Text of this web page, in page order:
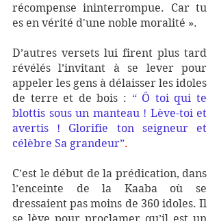
récompense ininterrompue. Car tu
es en vérité d'une noble moralité ».
D’autres versets lui firent plus tard
révélés l’invitant à se lever pour
appeler les gens à délaisser les idoles
de terre et de bois : “ Ô toi qui te
blottis sous un manteau ! Lève-toi et
avertis ! Glorifie ton seigneur et
célèbre Sa grandeur”.
C’est le début de la prédication, dans
l’enceinte de la Kaaba où se
dressaient pas moins de 360 idoles. Il